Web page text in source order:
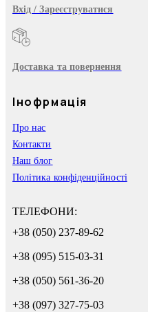
Вхід / Зареєструватися
Доставка та повернення
Інофрмація
Про нас
Контакти
Наш блог
Політика конфіденційності
ТЕЛЕФОНИ:
+38 (050) 237-89-62
+38 (095) 515-03-31
+38 (050) 561-36-20
+38 (097) 327-75-03